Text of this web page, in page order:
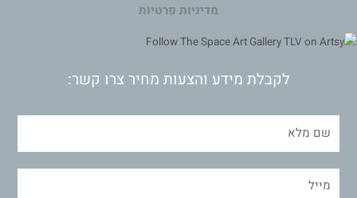
מדיניות פרטיות
לקבלת מידע והצעות מחיר צרו קשר: